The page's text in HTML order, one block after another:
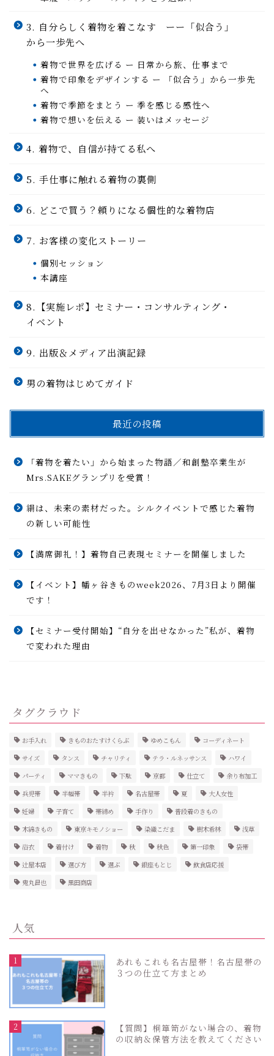
3. 自分らしく着物を着こなす ーー「似合う」
から一歩先へ
着物で世界を広げる ー 日常から旅、仕事まで
着物で印象をデザインする ー 「似合う」から一歩先
へ
着物で季節をまとう ー 季を感じる感性へ
着物で想いを伝える ー 装いはメッセージ
4. 着物で、自信が持てる私へ
5. 手仕事に触れる着物の裏側
6. どこで買う？頼りになる個性的な着物店
7. お客様の変化ストーリー
個別セッション
本講座
8.【実施レポ】セミナー・コンサルティング・
イベント
9. 出版＆メディア出演記録
男の着物はじめてガイド
最近の投稿
「着物を着たい」から始まった物語／和創塾卒業生が
Mrs.SAKEグランプリを受賞！
絹は、未来の素材だった。シルクイベントで感じた着物
の新しい可能性
【満席御礼！】着物自己表現セミナーを開催しました
【イベント】幡ヶ谷きものweek2026、7月3日より開催
です！
【セミナー受付開始】“自分を出せなかった”私が、着物
で変われた理由
タグクラウド
お手入れ きものおたすけくらぶ ゆめこもん
コーディネート
サイズ
タンス チャリティ テラ・ルネッサンス
ハワイ
パーティ
ママきもの 下駄 京都 仕立て
余り布加工
兵児帯
半幅帯 半衿 名古屋帯 夏
大人女性
妊婦
子育て 帯締め 手作り
普段着のきもの
木綿きもの
東京キモノショー 染織こだま 樹木希林
浅草
浴衣
着付け 着物 秋 秋色 第一印象
袋帯
辻屋本店
選び方 選ぶ 銀座もとじ
飲食店応援
鬼丸昌也
黒田商店
人気
1
あれもこれも名古屋帯！名古屋帯の
３つの仕立て方まとめ
2
【質問】桐箪笥がない場合の、着物
の収納＆保管方法を教えてください